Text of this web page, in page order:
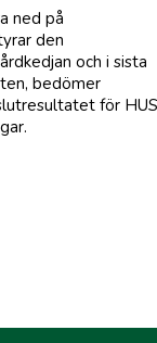
ned på
den
och i sista
bedömer
för